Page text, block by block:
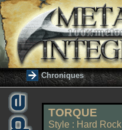
Chroniques
TORQUE
Style : Hard Rock